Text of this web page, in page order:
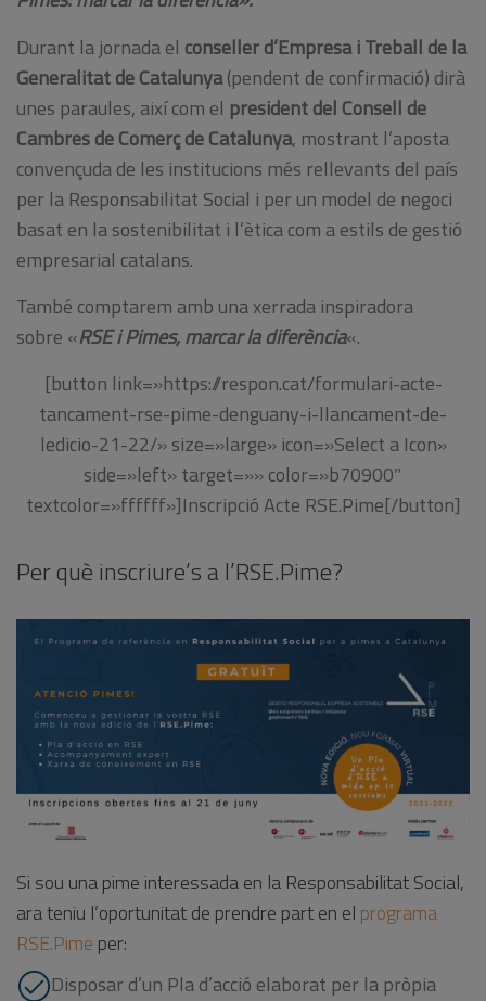
Durant la jornada el conseller d’Empresa i Treball de la
Generalitat de Catalunya(pendent de confirmació) dirà
unes paraules, així com el president del Consell de
Cambres de Comerç de Catalunya, mostrant l’aposta
convençuda de les institucions més rellevants del país
per la Responsabilitat Social i per un model de negoci
basat en la sostenibilitat i l’ètica com a estils de gestió
empresarial catalans.
També comptarem amb una xerrada inspiradora
sobre «RSE i Pimes, marcar la diferència«.
[button link=»https://respon.cat/formulari-acte-
tancament-rse-pime-denguany-i-llancament-de-
ledicio-21-22/» size=»large» icon=»Select a Icon»
side=»left» target=»» color=»b70900″
textcolor=»ffffff»]Inscripció Acte RSE.Pime[/button]
Per què inscriure’s a l’RSE.Pime?
Si sou una pime interessada en la Responsabilitat Social,
ara teniu l’oportunitat de prendre part en el programa
RSE.Pime per:
Disposar d’un Pla d’acció elaborat per la pròpia